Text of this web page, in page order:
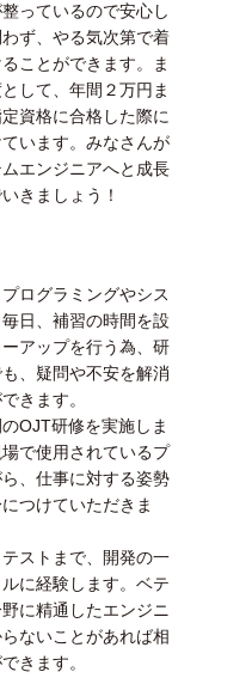
っているので安心し
ず、やる気次第で着
ことができます。ま
して、年間２万円ま
資格に合格した際に
います。みなさんが
エンジニアへと成長
きましょう！
ログラミングやシス
日、補習の時間を設
アップを行う為、研
、疑問や不安を解消
きます。
OJT研修を実施しま
で使用されているプ
、仕事に対する姿勢
つけていただきま
ストまで、開発の一
に経験します。ベテ
に精通したエンジニ
ないことがあれば相
きます。